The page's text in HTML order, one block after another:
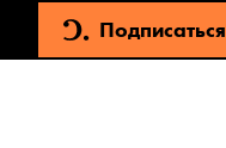
Подписаться